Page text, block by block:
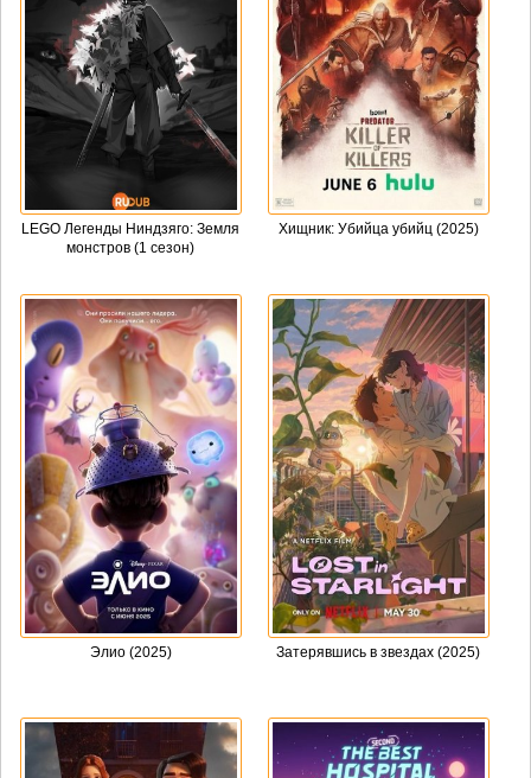
LEGO Легенды Ниндзяго: Земля
монстров (1 сезон)
Хищник: Убийца убийц (2025)
Элио (2025) Затерявшись в звездах (2025)